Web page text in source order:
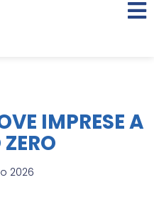
IMPRESE A
2026